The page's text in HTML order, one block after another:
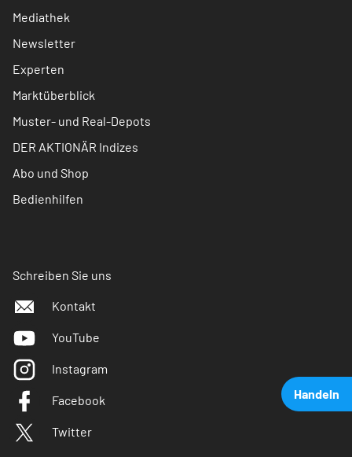
Handeln
Mediathek
Newsletter
Experten
Marktüberblick
Muster- und Real-Depots
DER AKTIONÄR Indizes
Abo und Shop
Bedienhilfen
Schreiben Sie uns
Kontakt
YouTube
Instagram
Facebook
Twitter